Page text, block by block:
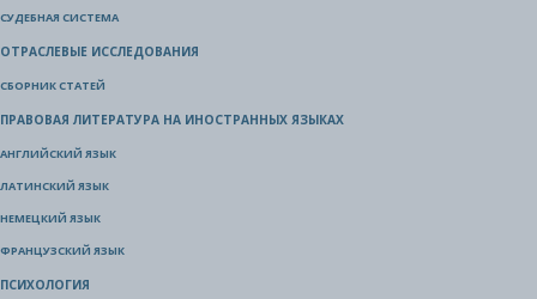
СУДЕБНАЯ СИСТЕМА
ОТРАСЛЕВЫЕ ИССЛЕДОВАНИЯ
СБОРНИК СТАТЕЙ
ПРАВОВАЯ ЛИТЕРАТУРА НА ИНОСТРАННЫХ ЯЗЫКАХ
АНГЛИЙСКИЙ ЯЗЫК
ЛАТИНСКИЙ ЯЗЫК
НЕМЕЦКИЙ ЯЗЫК
ФРАНЦУЗСКИЙ ЯЗЫК
ПСИХОЛОГИЯ